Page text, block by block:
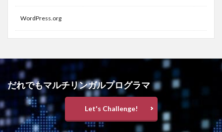
WordPress.org
だれでもマルチリンガルプログラマ
Let's Challenge!